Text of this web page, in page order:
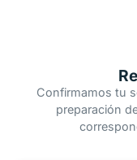
Confirmamos tu
preparación